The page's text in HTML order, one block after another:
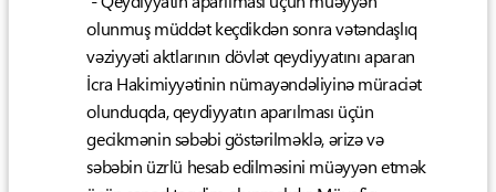
olunmuş müddət keçdikdən sonra vətəndaşlıq
vəziyyəti aktlarının dövlət qeydiyyatını aparan
İcra Hakimiyyətinin nümayəndəliyinə müraciət
olunduqda, qeydiyyatın aparılması üçün
gecikmənin səbəbi göstərilməklə, ərizə və
səbəbin üzrlü hesab edilməsini müəyyən etmək